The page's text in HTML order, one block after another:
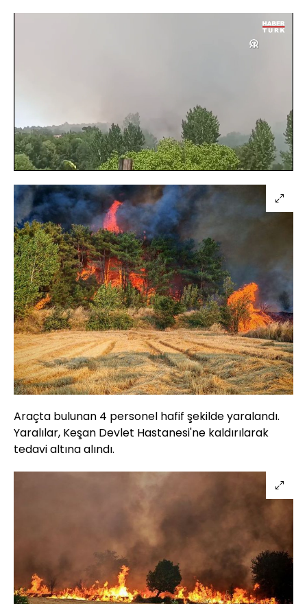
Sesi
Aç
480
Yüklendi:
100.00%
Oynatma
Hızı
Araçta bulunan 4 personel hafif şekilde yaralandı.
Yaralılar, Keşan Devlet Hastanesi'ne kaldırılarak
tedavi altına alındı.